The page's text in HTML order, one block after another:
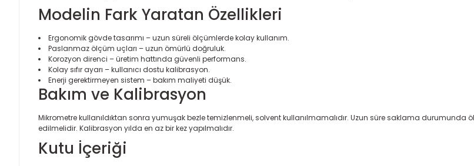
Modelin Fark Yaratan Özellikleri
Ergonomik gövde tasarımı – uzun süreli ölçümlerde kolay kullanım.
Paslanmaz ölçüm uçları – uzun ömürlü doğruluk.
Korozyon direnci – üretim hattında güvenli performans.
Kolay sıfır ayarı – kullanıcı dostu kalibrasyon.
Enerji gerektirmeyen sistem – bakım maliyeti düşük.
Bakım ve Kalibrasyon
Mikrometre kullanıldıktan sonra yumuşak bezle temizlenmeli, solvent kullanılmamalıdır. Uzun süre saklama
edilmelidir. Kalibrasyon yılda en az bir kez yapılmalıdır.
Kutu İçeriği